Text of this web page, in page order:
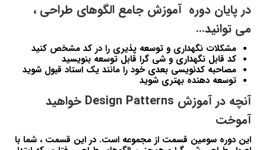
در پایان دوره آموزش جامع الگوهای طراحی ،
می توانید…
مشکلات نگهداری و توسعه پذیری را در کد مشخص کنید
کد قابل نگهداری و شی گرا قابل توسعه بنویسید
مصاحبه کدنویسی بعدی خود را مانند یک استاد قبول شوید
توسعه دهنده بهتری شوید
آنچه در آموزش Design Patterns خواهید
آموخت
این دوره سومین قسمت از مجموعه است. در این قسمت ، شما با